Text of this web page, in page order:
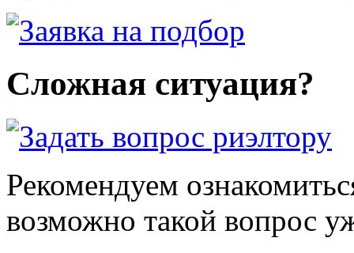
Сложная ситуация?
Рекомендуем
возможно такой вопрос